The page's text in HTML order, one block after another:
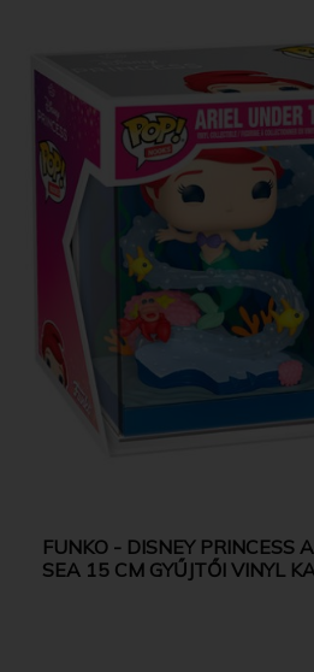
FUNKO - DISNEY PRINCESS
SEA 15 CM GYŰJTŐI VINYL